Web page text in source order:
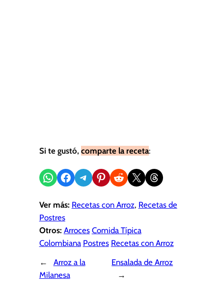
Si te gustó, comparte la receta:
Compartir en WhatsApp
Compartir en Facebook
Compartir en Telegram
Compartir en Pinterest
Compartir en Reddit
Compartir en X Share on Threads
Ver más: Recetas con Arroz, Recetas de
Postres
Otros: Arroces Comida Típica
Colombiana Postres Recetas con Arroz
←
Arroz a la
Milanesa
Ensalada de Arroz
→